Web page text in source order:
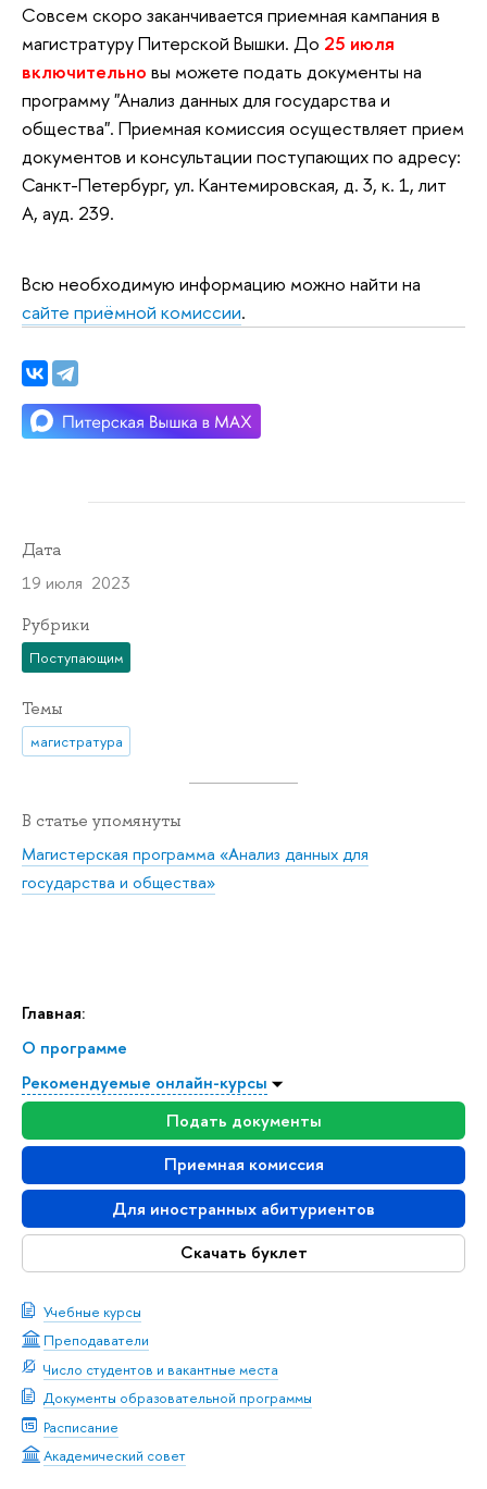
Главная:
О программе
Рекомендуемые онлайн-курсы
Подать документы
Приемная комиссия
Для иностранных абитуриентов
Скачать буклет
Учебные курсы
Преподаватели
Число студентов и вакантные места
Документы образовательной программы
Расписание
Академический совет
Совсем скоро заканчивается приемная кампания в
магистратуру Питерской Вышки. До 25 июля
включительно вы можете подать документы на
программу "Анализ данных для государства и
общества". Приемная комиссия осуществляет прием
документов и консультации поступающих по адресу:
Санкт-Петербург, ул. Кантемировская, д. 3, к. 1, лит
А, ауд. 239.
Всю необходимую информацию можно найти на
сайте приёмной комиссии.
Дата
19 июля 2023
Рубрики
Поступающим
Темы
магистратура
В статье упомянуты
Магистерская программа «Анализ данных для
государства и общества»